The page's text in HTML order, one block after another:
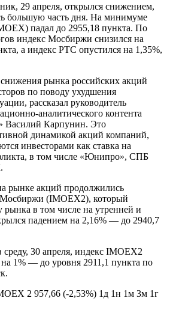
29 апреля, открылся снижением,
большую часть дня. На минимуме
падал до 2955,18 пункта. По
индекс Мосбиржи снизился на
а индекс РТС опустился на 1,35%,
рынка российских акций
по поводу ухудшения
рассказал руководитель
аналитического контента
Василий Карпунин. Это
динамикой акций компаний,
инвесторами как ставка на
в том числе «Юнипро», СПБ
рынке акций продолжились
(IMOEX2), который
рынка в том числе на утренней и
падением на 2,16% — до 2940,7
среду, 30 апреля, индекс IMOEX2
1% — до уровня 2911,1 пункта по
2 957,66 (-2,53%) 1д 1н 1м 3м 1г